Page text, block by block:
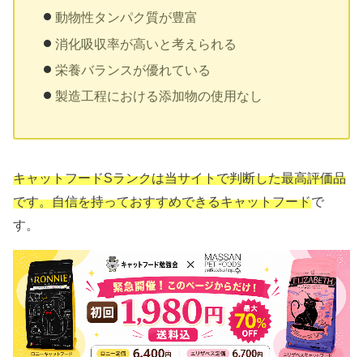
動物性タンパク質が豊富
消化吸収率が高いと考えられる
栄養バランスが優れている
製造工程における添加物の使用なし
キャットフードSランクは当サイトで判断した最高評価品
です。自信を持っておすすめできるキャットフードで
す。